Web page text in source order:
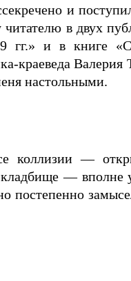
и
в двух
гг.» и в книге
краеведа Валерия
настольными.
коллизии —
— вполне
постепенно